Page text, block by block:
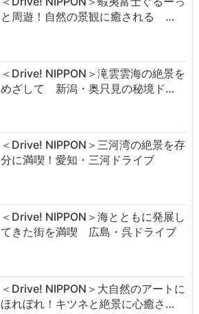
と周遊！自然の景観に癒される …
＜Drive! NIPPON＞滝雲雲海の絶景を
めざして 新潟・奥只見の秘境ド…
＜Drive! NIPPON＞三河湾の絶景を存
分に満喫！愛知・三河ドライブ
＜Drive! NIPPON＞海とともに発展し
てきた街を満喫 広島・呉ドライブ
＜Drive! NIPPON＞大自然のアートに
ほれぼれ！キツネと絶景に心癒さ…